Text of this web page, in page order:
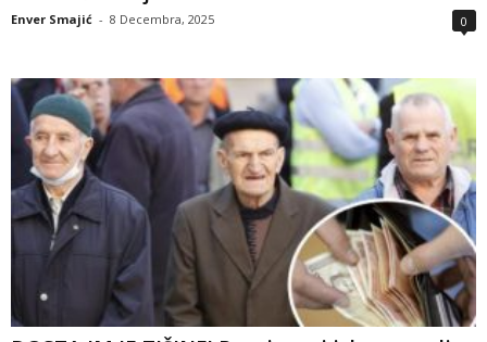
Enver Smajić - 8 Decembra, 2025 0